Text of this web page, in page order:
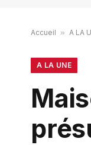
Accueil » A LA
A LA UNE